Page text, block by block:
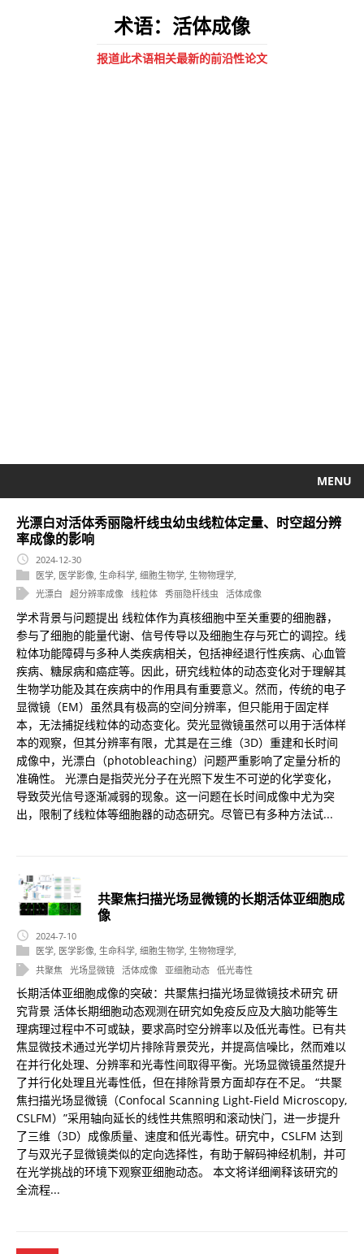
术语：活体成像
报道此术语相关最新的前沿性论文
MENU
光漂白对活体秀丽隐杆线虫幼虫线粒体定量、时空超分辨
率成像的影响
2024-12-30
医学 医学影像 生命科学 细胞生物学 生物物理学
光漂白
超分辨率成像 线粒体 秀丽隐杆线虫 活体成像
学术背景与问题提出 线粒体作为真核细胞中至关重要的细胞器，
参与了细胞的能量代谢、信号传导以及细胞生存与死亡的调控。线
粒体功能障碍与多种人类疾病相关，包括神经退行性疾病、心血管
疾病、糖尿病和癌症等。因此，研究线粒体的动态变化对于理解其
生物学功能及其在疾病中的作用具有重要意义。然而，传统的电子
显微镜（EM）虽然具有极高的空间分辨率，但只能用于固定样
本，无法捕捉线粒体的动态变化。荧光显微镜虽然可以用于活体样
本的观察，但其分辨率有限，尤其是在三维（3D）重建和长时间
成像中，光漂白（photobleaching）问题严重影响了定量分析的
准确性。 光漂白是指荧光分子在光照下发生不可逆的化学变化，
导致荧光信号逐渐减弱的现象。这一问题在长时间成像中尤为突
出，限制了线粒体等细胞器的动态研究。尽管已有多种方法试...
共聚焦扫描光场显微镜的长期活体亚细胞成
像
2024-7-10
医学 医学影像 生命科学 细胞生物学 生物物理学
共聚焦
光场显微镜 活体成像 亚细胞动态 低光毒性
长期活体亚细胞成像的突破：共聚焦扫描光场显微镜技术研究 研
究背景 活体长期细胞动态观测在研究如免疫反应及大脑功能等生
理病理过程中不可或缺，要求高时空分辨率以及低光毒性。已有共
焦显微技术通过光学切片排除背景荧光，并提高信噪比，然而难以
在并行化处理、分辨率和光毒性间取得平衡。光场显微镜虽然提升
了并行化处理且光毒性低，但在排除背景方面却存在不足。 “共聚
焦扫描光场显微镜（Confocal Scanning Light-Field Microscopy,
CSLFM）”采用轴向延长的线性共焦照明和滚动快门，进一步提升
了三维（3D）成像质量、速度和低光毒性。研究中，CSLFM 达到
了与双光子显微镜类似的定向选择性，有助于解码神经机制，并可
在光学挑战的环境下观察亚细胞动态。 本文将详细阐释该研究的
全流程...